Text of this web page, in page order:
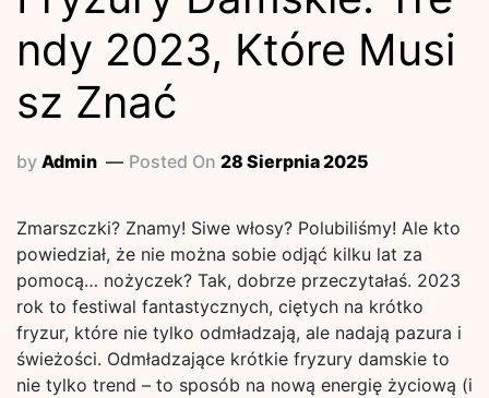
ndy 2023, Które Musi
sz Znać
by Admin Posted On 28 Sierpnia 2025
Zmarszczki? Znamy! Siwe włosy? Polubiliśmy! Ale kto
powiedział, że nie można sobie odjąć kilku lat za
pomocą… nożyczek? Tak, dobrze przeczytałaś. 2023
rok to festiwal fantastycznych, ciętych na krótko
fryzur, które nie tylko odmładzają, ale nadają pazura i
świeżości. Odmładzające krótkie fryzury damskie to
nie tylko trend – to sposób na nową energię życiową (i